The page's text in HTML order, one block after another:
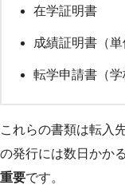
在学証明書
成績証明書（単
転学申請書（学
これらの書類は転入
の発行には数日かか
重要です。